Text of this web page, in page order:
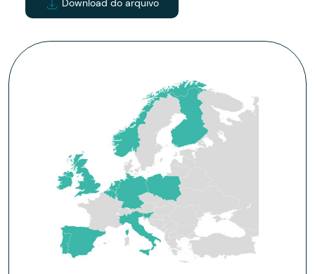
Download do arquivo